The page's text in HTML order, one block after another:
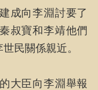
成向李淵討要了
叔寶和李靖他們
民關係親近。
大臣向李淵舉報